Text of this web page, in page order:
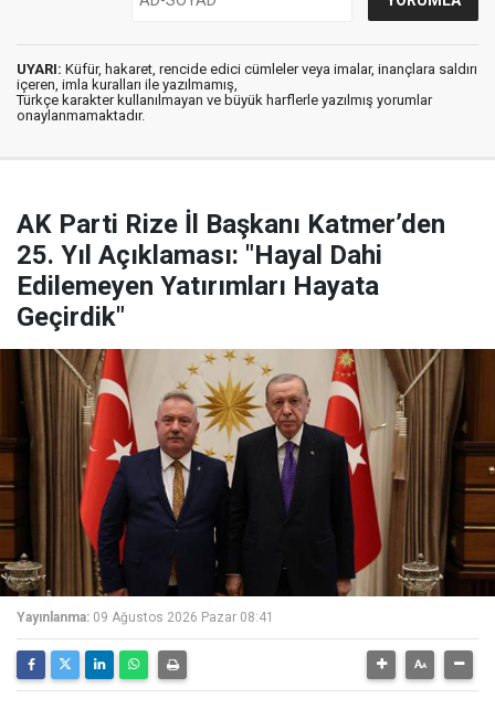
UYARI: Küfür, hakaret, rencide edici cümleler veya imalar, inançlara saldırı
içeren, imla kuralları ile yazılmamış,
Türkçe karakter kullanılmayan ve büyük harflerle yazılmış yorumlar
onaylanmamaktadır.
AK Parti Rize İl Başkanı Katmer’den
25. Yıl Açıklaması: "Hayal Dahi
Edilemeyen Yatırımları Hayata
Geçirdik"
Yayınlanma: 09 Ağustos 2026 Pazar 08:41